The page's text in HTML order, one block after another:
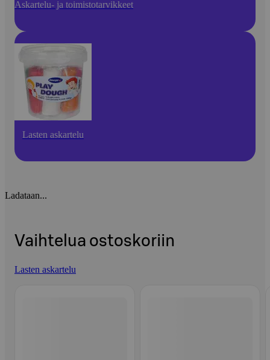
Askartelu- ja toimistotarvikkeet
Lasten askartelu
Ladataan...
Vaihtelua ostoskoriin
Lasten askartelu